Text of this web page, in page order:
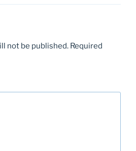
not be published. Required